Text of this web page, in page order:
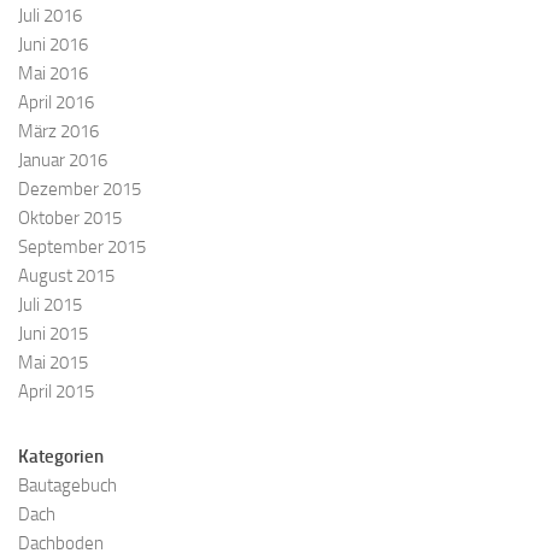
Juli 2016
Juni 2016
Mai 2016
April 2016
März 2016
Januar 2016
Dezember 2015
Oktober 2015
September 2015
August 2015
Juli 2015
Juni 2015
Mai 2015
April 2015
Kategorien
Bautagebuch
Dach
Dachboden